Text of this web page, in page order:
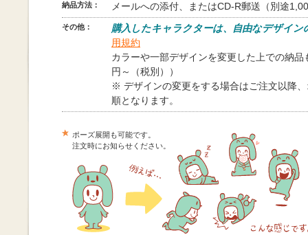
納品方法： メールへの添付、またはCD-R郵送（別途
その他：
購入したキャラクターは、自由なデザイン
用規約
カラーや一部デザインを変更した上での納
円～（税別））
※ デザインの変更をする場合はご注文以降
順となります。
ポーズ展開も可能です。
注文時にお知らせください。